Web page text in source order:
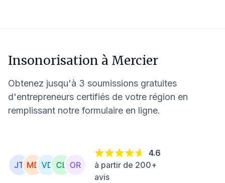
Insonorisation à Mercier
Obtenez jusqu'à 3 soumissions gratuites
d'entrepreneurs certifiés de votre région en
remplissant notre formulaire en ligne.
4.6
à partir de 200+
avis